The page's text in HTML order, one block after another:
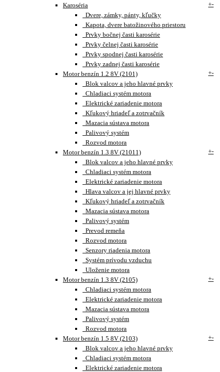
Karoséria
+-
Dvere, zámky, pánty, kľučky
Kapota, dvere batožinového priestoru
Prvky bočnej časti karosérie
Prvky čelnej časti karosérie
Prvky spodnej časti karosérie
Prvky zadnej časti karosérie
Motor benzín 1.2 8V (2101)
+-
Blok valcov a jeho hlavné prvky
Chladiaci systém motora
Elektrické zariadenie motora
Kľukový hriadeľ a zotrvačník
Mazacia sústava motora
Palivový systém
Rozvod motora
Motor benzín 1.3 8V (21011)
+-
Blok valcov a jeho hlavné prvky
Chladiaci systém motora
Elektrické zariadenie motora
Hlava valcov a jej hlavné prvky
Kľukový hriadeľ a zotrvačník
Mazacia sústava motora
Palivový systém
Prevod remeňa
Rozvod motora
Senzory riadenia motora
Systém prívodu vzduchu
Uloženie motora
Motor benzín 1.3 8V (2105)
+-
Chladiaci systém motora
Elektrické zariadenie motora
Mazacia sústava motora
Palivový systém
Rozvod motora
Motor benzín 1.5 8V (2103)
+-
Blok valcov a jeho hlavné prvky
Chladiaci systém motora
Elektrické zariadenie motora